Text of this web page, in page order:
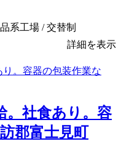
系工場 / 交替制
詳細を表示
。社食あり。容
郡富士見町